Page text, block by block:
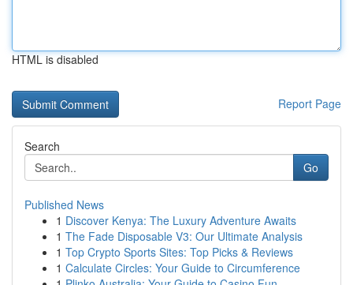
HTML is disabled
Report Page
Search
Go
Published News
1 Discover Kenya: The Luxury Adventure Awaits
1 The Fade Disposable V3: Our Ultimate Analysis
1 Top Crypto Sports Sites: Top Picks & Reviews
1 Calculate Circles: Your Guide to Circumference